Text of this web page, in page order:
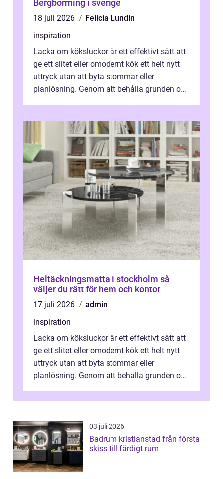
Bergborrning i sverige
18 juli 2026
Felicia Lundin
inspiration
Lacka om köksluckor är ett effektivt sätt att
ge ett slitet eller omodernt kök ett helt nytt
uttryck utan att byta stommar eller
planlösning. Genom att behålla grunden och
Heltäckningsmatta i stockholm så
väljer du rätt för hem och kontor
17 juli 2026
admin
inspiration
Lacka om köksluckor är ett effektivt sätt att
ge ett slitet eller omodernt kök ett helt nytt
uttryck utan att byta stommar eller
planlösning. Genom att behålla grunden och
03 juli 2026
Badrum kristianstad från första
skiss till färdigt rum